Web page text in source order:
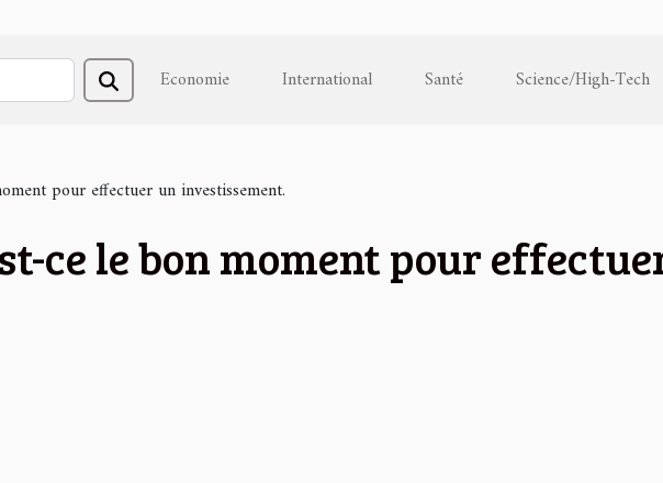
Economie International Santé Science/High-Tech
pour effectuer un investissement.
ce le bon moment pour